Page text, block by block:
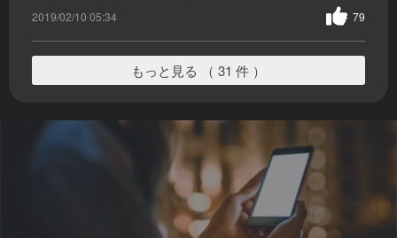
2019/02/10 05:34 79
もっと見る （ 31 件 ）